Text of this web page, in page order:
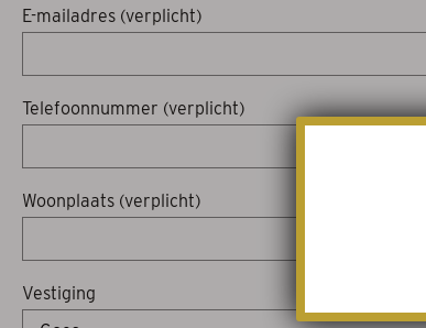
E-mailadres (verplicht)
Telefoonnummer (verplicht)
Woonplaats (verplicht)
Vestiging